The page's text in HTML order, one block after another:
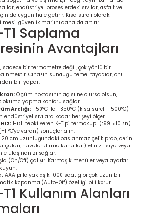
endüstriyel proseslerdeki sıvılar, asfalt ve
de uygun hale getirir. Kısa süreli olarak
güvenlik marjını daha da artırır.
Saplama
Avantajları
sadece bir termometre değil, çok yönlü bir
Cihazın sunduğu temel faydalar, onu
biri yapar:
Ölçüm noktasının açısı ne olursa olsun,
okuma yapma konforu sağlar.
Aralığı: -50°C ila +350°C (kısa süreli +500°C)
endüstriyel sıvılara kadar her şeyi ölçer.
Hızlı tepki veren K-Tipi termokupl (t99 ≈ 10 sn)
°C'ye varan) sonuçlar alın.
20 cm uzunluğundaki paslanmaz çelik prob, derin
havalandırma kanalları) elinizi ısıya veya
ulaşmanızı sağlar.
(On/Off) çalışır. Karmaşık menüler veya ayarlar
AAA pille yaklaşık 1000 saat gibi çok uzun bir
kapanma (Auto-Off) özelliği pili korur.
Kullanım Alanları